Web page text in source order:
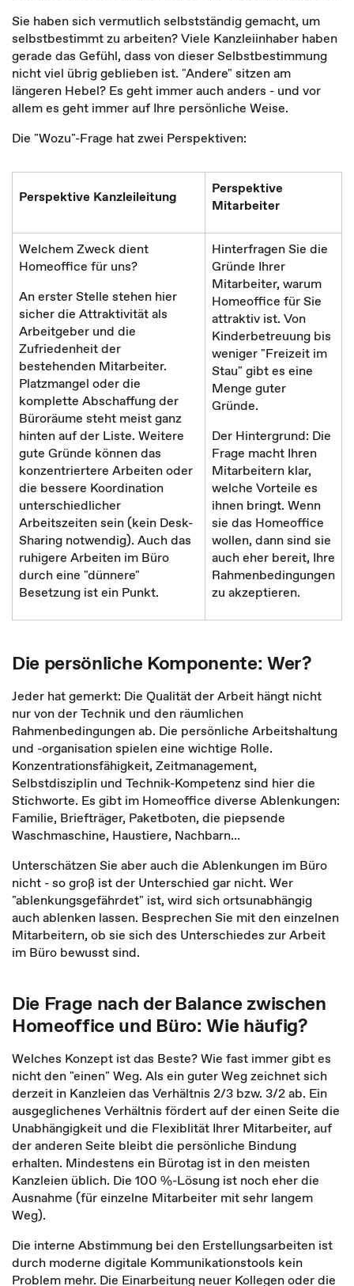
Sie haben sich vermutlich selbstständig gemacht, um
selbstbestimmt zu arbeiten? Viele Kanzleiinhaber haben
gerade das Gefühl, dass von dieser Selbstbestimmung
nicht viel übrig geblieben ist. "Andere" sitzen am
längeren Hebel? Es geht immer auch anders - und vor
allem es geht immer auf Ihre persönliche Weise.
Die "Wozu"-Frage hat zwei Perspektiven:
Perspektive Kanzleileitung
Perspektive
Mitarbeiter
Welchem Zweck dient
Homeoffice für uns?
An erster Stelle stehen hier
sicher die Attraktivität als
Arbeitgeber und die
Zufriedenheit der
bestehenden Mitarbeiter.
Platzmangel oder die
komplette Abschaffung der
Büroräume steht meist ganz
hinten auf der Liste. Weitere
gute Gründe können das
konzentriertere Arbeiten oder
die bessere Koordination
unterschiedlicher
Arbeitszeiten sein (kein Desk-
Sharing notwendig). Auch das
ruhigere Arbeiten im Büro
durch eine "dünnere"
Besetzung ist ein Punkt.
Hinterfragen Sie die
Gründe Ihrer
Mitarbeiter, warum
Homeoffice für Sie
attraktiv ist. Von
Kinderbetreuung bis
weniger "Freizeit im
Stau" gibt es eine
Menge guter
Gründe.
Der Hintergrund: Die
Frage macht Ihren
Mitarbeitern klar,
welche Vorteile es
ihnen bringt. Wenn
sie das Homeoffice
wollen, dann sind sie
auch eher bereit, Ihre
Rahmenbedingungen
zu akzeptieren.
Die persönliche Komponente: Wer?
Jeder hat gemerkt: Die Qualität der Arbeit hängt nicht
nur von der Technik und den räumlichen
Rahmenbedingungen ab. Die persönliche Arbeitshaltung
und -organisation spielen eine wichtige Rolle.
Konzentrationsfähigkeit, Zeitmanagement,
Selbstdisziplin und Technik-Kompetenz sind hier die
Stichworte. Es gibt im Homeoffice diverse Ablenkungen:
Familie, Briefträger, Paketboten, die piepsende
Waschmaschine, Haustiere, Nachbarn…
Unterschätzen Sie aber auch die Ablenkungen im Büro
nicht - so groß ist der Unterschied gar nicht. Wer
"ablenkungsgefährdet" ist, wird sich ortsunabhängig
auch ablenken lassen. Besprechen Sie mit den einzelnen
Mitarbeitern, ob sie sich des Unterschiedes zur Arbeit
im Büro bewusst sind.
Die Frage nach der Balance zwischen
Homeoffice und Büro: Wie häufig?
Welches Konzept ist das Beste? Wie fast immer gibt es
nicht den "einen" Weg. Als ein guter Weg zeichnet sich
derzeit in Kanzleien das Verhältnis 2/3 bzw. 3/2 ab. Ein
ausgeglichenes Verhältnis fördert auf der einen Seite die
Unabhängigkeit und die Flexiblität Ihrer Mitarbeiter, auf
der anderen Seite bleibt die persönliche Bindung
erhalten. Mindestens ein Bürotag ist in den meisten
Kanzleien üblich. Die 100 %-Lösung ist noch eher die
Ausnahme (für einzelne Mitarbeiter mit sehr langem
Weg).
Die interne Abstimmung bei den Erstellungsarbeiten ist
durch moderne digitale Kommunikationstools kein
Problem mehr. Die Einarbeitung neuer Kollegen oder die